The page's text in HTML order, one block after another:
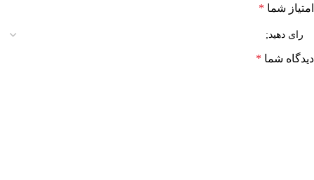
امتیاز شما *
دیدگاه شما *